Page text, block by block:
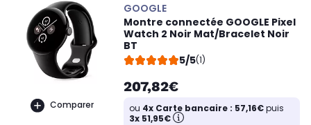
Comparer
GOOGLE
Montre connectée GOOGLE Pixel
Watch 2 Noir Mat/Bracelet Noir
BT
5/5(1)
207,82€
ou 4x Carte bancaire : 57,16€puis
3x 51,95€